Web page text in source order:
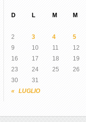
D L M M
« LUGLIO
2
3 4 5
9
10 11 12
16
17 18 19
23
24 25 26
30
31